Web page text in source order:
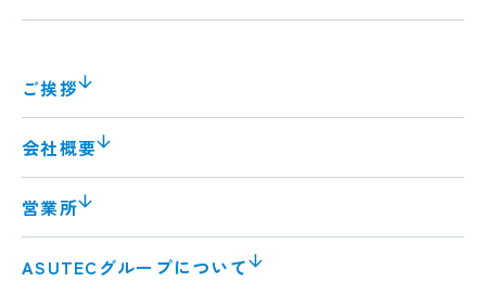
ご挨拶
会社概要
営業所
ASUTECグループについて